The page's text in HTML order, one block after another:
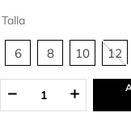
Talla
6 8 10 12